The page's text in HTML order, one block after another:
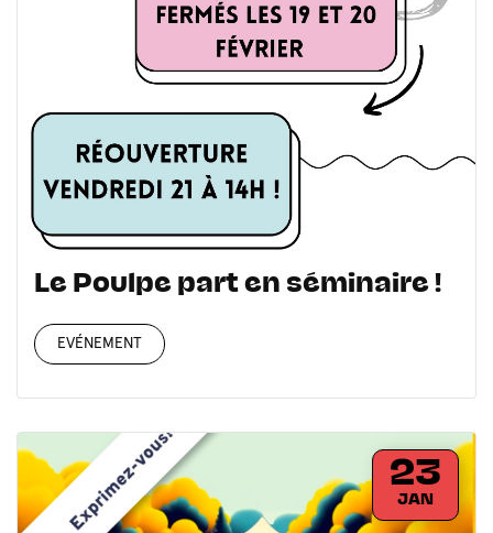
Le Poulpe part en séminaire !
EVÉNEMENT
23
JAN